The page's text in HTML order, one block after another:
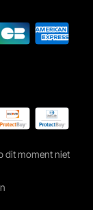
stelt u in staat uw
vermoeien.
dit moment niet